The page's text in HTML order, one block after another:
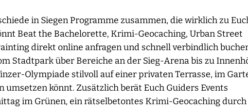
in Siegen Programme zusammen, die wirklich zu
Beat the Bachelorette, Krimi-Geocaching, Urban Street
direkt online anfragen und schnell verbindlich
Stadtpark über Bereiche an der Sieg-Arena bis zu
Olympiade stilvoll auf einer privaten Terrasse, im
könnt. Zusätzlich berät Euch Guiders Events
im Grünen, ein rätselbetontes Krimi-Geocaching durch